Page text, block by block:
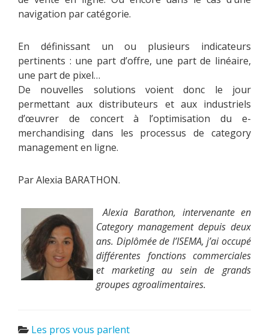
navigation par catégorie.
En définissant un ou plusieurs indicateurs
pertinents : une part d’offre, une part de linéaire,
une part de pixel…
De nouvelles solutions voient donc le jour
permettant aux distributeurs et aux industriels
d’œuvrer de concert à l’optimisation du e-
merchandising dans les processus de category
management en ligne.
Par Alexia BARATHON.
Alexia Barathon, intervenante en
Category management depuis deux
ans. Diplômée de l’ISEMA, j’ai occupé
différentes fonctions commerciales
et marketing au sein de grands
groupes agroalimentaires.
Les pros vous parlent